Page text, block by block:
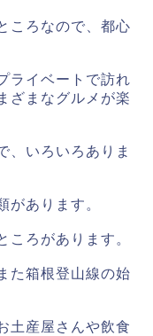
ころなので、都心
ライベートで訪れ
ざまなグルメが楽
、いろいろありま
があります。
ころがあります。
た箱根登山線の始
土産屋さんや飲食